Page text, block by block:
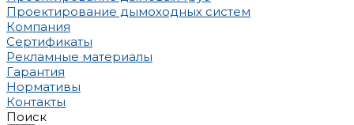
Проектирование дымоходных систем
Компания
Сертификаты
Рекламные материалы
Гарантия
Нормативы
Контакты
Поиск